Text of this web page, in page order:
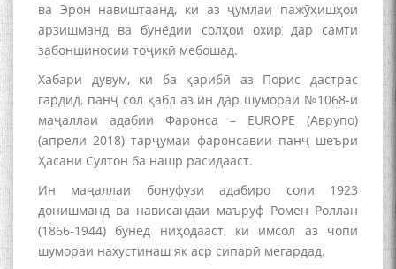
ва Эрон навиштаанд, ки аз ҷумлаи пажӯҳишҳои
арзишманд ва бунёдии солҳои охир дар самти
забоншиносии тоҷикӣ мебошад.
Хабари дувум, ки ба қарибӣ аз Порис дастрас
гардид, панҷ сол қабл аз ин дар шумораи №1068-и
маҷаллаи адабии Фаронса – EUROPE (Аврупо)
(апрели 2018) тарҷумаи фаронсавии панҷ шеъри
Ҳасани Султон ба нашр расидааст.
Ин маҷаллаи бонуфузи адабиро соли 1923
донишманд ва нависандаи маъруф Ромен Роллан
(1866-1944) бунёд ниҳодааст, ки имсол аз чопи
шумораи нахустинаш як аср сипарӣ мегардад.